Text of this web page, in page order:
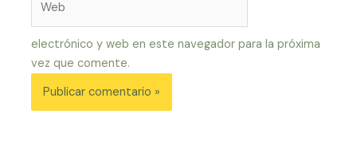
electrónico y web en este navegador para la próxima
vez que comente.